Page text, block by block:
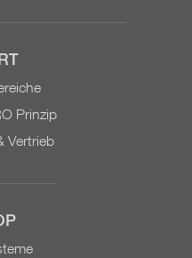
Prinzip
Vertrieb